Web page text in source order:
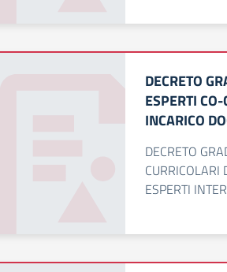
DECRETO
ESPERTI
INCARICO
DECRETO
ESPERTI